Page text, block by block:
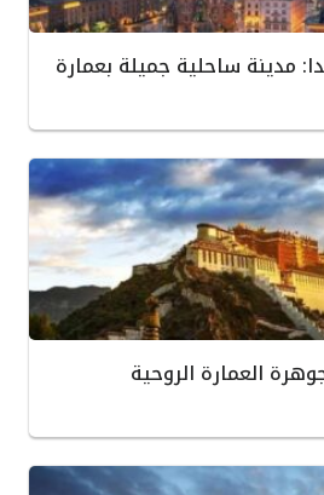
مدينة ساحلية جميلة بعمارة
العمارة الروحية